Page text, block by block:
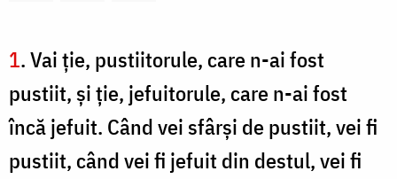
1. Vai ţie, pustiitorule, care n-ai fost
pustiit, şi ţie, jefuitorule, care n-ai fost
încă jefuit. Când vei sfârşi de pustiit, vei fi
pustiit, când vei fi jefuit din destul, vei fi